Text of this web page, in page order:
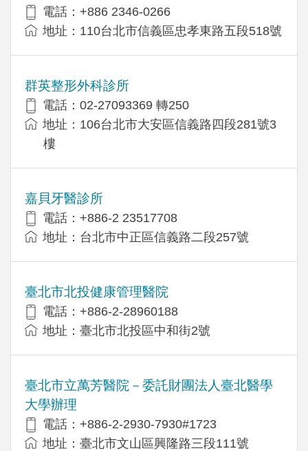
電話：+886 2346-0266
地址：110台北市信義區忠孝東路五段518號
群英整形外科診所
電話：02-27093369 轉250
地址：106台北市大安區信義路四段281號3
樓
嘉貝牙醫診所
電話：+886-2 23517708
地址：台北市中正區信義路二段257號
臺北市北投健康管理醫院
電話：+886-2-28960188
地址：臺北市北投區中和街2號
臺北市立萬芳醫院－委託財團法人臺北醫學
大學辦理
電話：+886-2-2930-7930#1723
地址：臺北市文山區興隆路三段111號